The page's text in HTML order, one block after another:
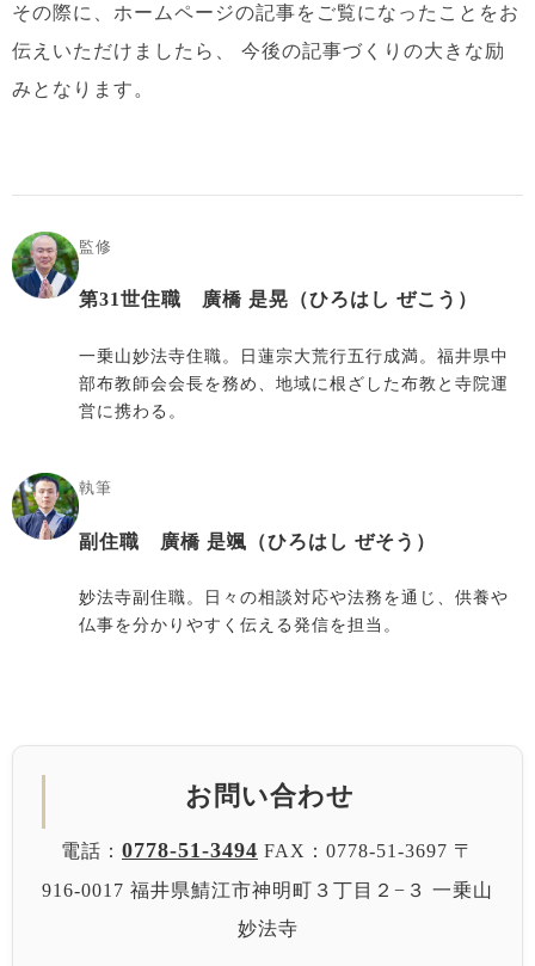
その際に、ホームページの記事をご覧になったことをお
伝えいただけましたら、
今後の記事づくりの大きな励
みとなります。
監修
第31世住職 廣橋 是晃（ひろはし ぜこう）
一乗山妙法寺住職。日蓮宗大荒行五行成満。福井県中
部布教師会会長を務め、地域に根ざした布教と寺院運
営に携わる。
執筆
副住職 廣橋 是颯（ひろはし ぜそう）
妙法寺副住職。日々の相談対応や法務を通じ、供養や
仏事を分かりやすく伝える発信を担当。
お問い合わせ
電話： 0778-51-3494 FAX：0778-51-3697 〒
916-0017 福井県鯖江市神明町３丁目２−３ 一乗山
妙法寺